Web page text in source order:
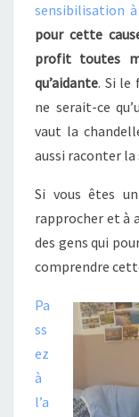
sensibilisation
pour cette
profit toutes
qu’aidante. Si le
ne serait-ce
vaut la
aussi raconter la
Si vous êtes
rapprocher et à
des gens qui
comprendre
Pa
ss
ez
à
l’a